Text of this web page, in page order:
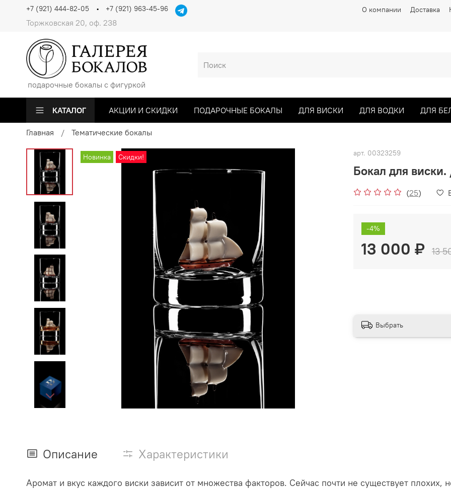
О компании Доставка
Торжковская 20, оф. 238
+7 (921) 444-82-05 +7 (921) 963-45-96
подарочные бокалы с фигуркой
КАТАЛОГ АКЦИИ И СКИДКИ ПОДАРОЧНЫЕ БОКАЛЫ ДЛЯ ВИСКИ ДЛЯ ВОДКИ ДЛЯ
Главная Тематические бокалы
Новинка Скидки! арт. 00323259
Бокал для
(25)
-4%
13 000 ₽ 13
Выбрать
Описание Характеристики
Аромат и вкус каждого виски зависит от множества факторов. Сейчас почти не существует